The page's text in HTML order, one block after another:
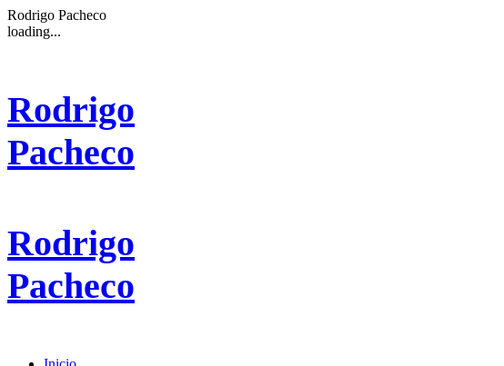
Rodrigo Pacheco
loading...
Rodrigo
Pacheco
Rodrigo
Pacheco